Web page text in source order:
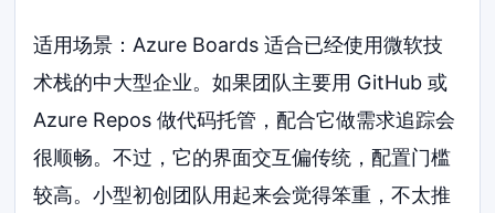
适用场景：Azure Boards 适合已经使用微软技
术栈的中大型企业。如果团队主要用 GitHub 或
Azure Repos 做代码托管，配合它做需求追踪会
很顺畅。不过，它的界面交互偏传统，配置门槛
较高。小型初创团队用起来会觉得笨重，不太推